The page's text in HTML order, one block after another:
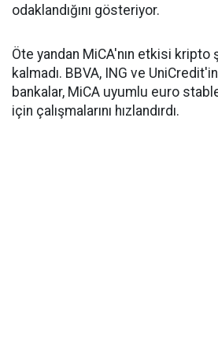
odaklandığını gösteriyor.
Öte yandan MiCA'nın etkisi kripto
kalmadı. BBVA, ING ve
bankalar, MiCA uyumlu euro
için çalışmalarını hızlandırdı.